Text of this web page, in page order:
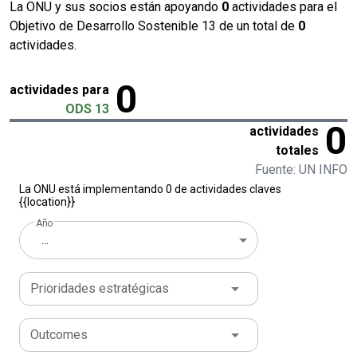
La ONU y sus socios están apoyando 0 actividades para el
Objetivo de Desarrollo Sostenible 13 de un total de 0
actividades.
actividades para
ODS 13 0
actividades
totales 0
Fuente: UN INFO
La ONU está implementando 0 de actividades claves
{{location}}
Año
...
Prioridades estratégicas
Outcomes